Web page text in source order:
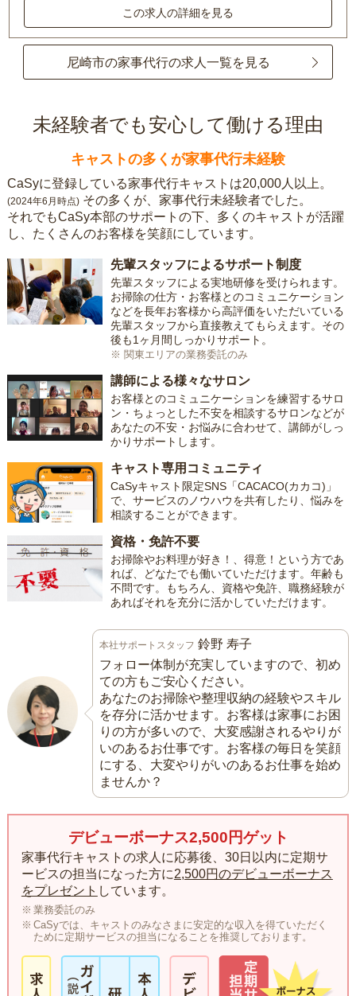
この求人の詳細を見る
尼崎市の家事代行の求人一覧を見る
未経験者でも安心して働ける理由
キャストの多くが家事代行未経験
CaSyに登録している家事代行キャストは20,000人以上。
(2024年6月時点) その多くが、家事代行未経験者でした。
それでもCaSy本部のサポートの下、多くのキャストが活躍
し、たくさんのお客様を笑顔にしています。
先輩スタッフによるサポート制度
先輩スタッフによる実地研修を受けられます。
お掃除の仕方・お客様とのコミュニケーション
などを長年お客様から高評価をいただいている
先輩スタッフから直接教えてもらえます。その
後も1ヶ月間しっかりサポート。
※ 関東エリアの業務委託のみ
講師による様々なサロン
お客様とのコミュニケーションを練習するサロ
ン・ちょっとした不安を相談するサロンなどが
あなたの不安・お悩みに合わせて、講師がしっ
かりサポートします。
キャスト専用コミュニティ
CaSyキャスト限定SNS「CACACO(カカコ)」
で、サービスのノウハウを共有したり、悩みを
相談することができます。
資格・免許不要
お掃除やお料理が好き！、得意！という方であ
れば、どなたでも働いていただけます。年齢も
不問です。もちろん、資格や免許、職務経験が
あればそれを充分に活かしていただけます。
本社サポートスタッフ 鈴野 寿子
フォロー体制が充実していますので、初め
ての方もご安心ください。
あなたのお掃除や整理収納の経験やスキル
を存分に活かせます。お客様は家事にお困
りの方が多いので、大変感謝されるやりが
いのあるお仕事です。お客様の毎日を笑顔
にする、大変やりがいのあるお仕事を始め
ませんか？
デビューボーナス2,500円ゲット
家事代行キャストの求人に応募後、30日以内に定期サ
ービスの担当になった方に2,500円のデビューボーナス
をプレゼント しています。
業務委託のみ
CaSyでは、キャストのみなさまに安定的な収入を得ていただく
ために定期サービスの担当になることを推奨しております。